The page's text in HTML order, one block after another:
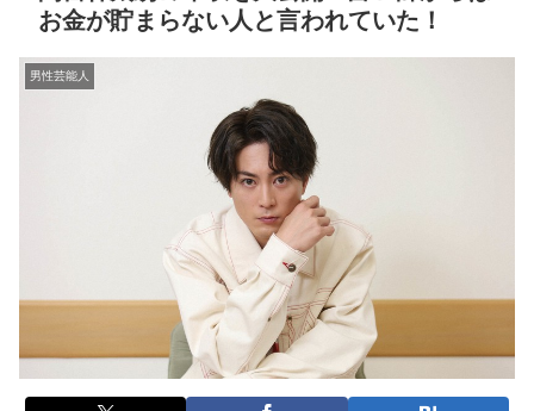
お金が貯まらない人と言われていた！
男性芸能人